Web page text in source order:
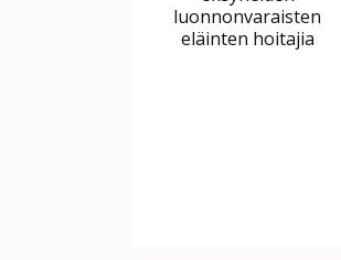
luonnonvaraisten
eläinten hoitajia